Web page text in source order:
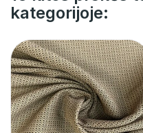
kategorijoje: